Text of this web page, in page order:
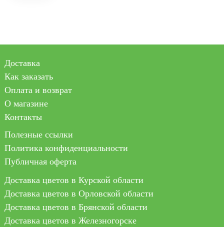
Доставка
Как заказать
Оплата и возврат
О магазине
Контакты
Полезные ссылки
Политика конфиденциальности
Публичная оферта
Доставка цветов в Курской области
Доставка цветов в Орловской области
Доставка цветов в Брянской области
Доставка цветов в Железногорске